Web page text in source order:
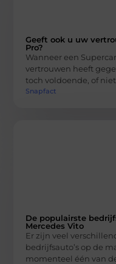
Geeft ook u uw
Pro?
Wanneer een
vertrouwen heeft
toch voldoende, of
Snapfact
De populairste
Mercedes Vito
Er zijn veel
bedrijfsauto’s op de
momenteel één van